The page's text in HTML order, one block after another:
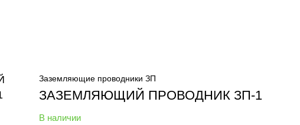
Заземляющие проводники ЗП
ЗАЗЕМЛЯЮЩИЙ ПРОВОДНИК ЗП-1
В наличии